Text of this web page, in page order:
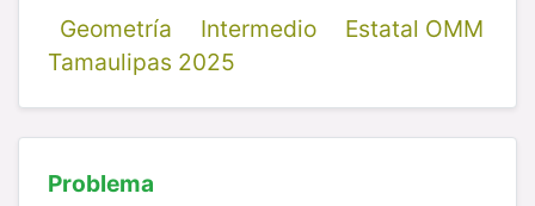
Geometría
Intermedio
Estatal OMM
Tamaulipas 2025
Problema